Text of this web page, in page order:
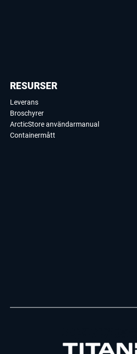
RESURSER
Leverans
Broschyrer
ArcticStore användarmanual
Containermått